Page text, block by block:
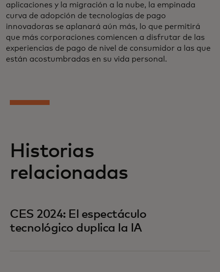
aplicaciones y la migración a la nube, la empinada
curva de adopción de tecnologías de pago
innovadoras se aplanará aún más, lo que permitirá
que más corporaciones comiencen a disfrutar de las
experiencias de pago de nivel de consumidor a las que
están acostumbradas en su vida personal.
Historias
relacionadas
CES 2024: El espectáculo
tecnológico duplica la IA